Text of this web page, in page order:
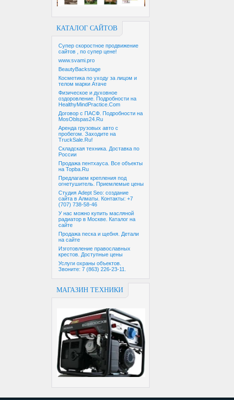
КАТАЛОГ САЙТОВ
Супер скоростное продвижение
сайтов , по супер цене!
www.svami.pro
BeautyBackstage
Косметика по уходу за лицом и
телом марки Атаче
Физическое и духовное
оздоровление. Подробности на
HealthyMindPractice.Com
Договор с ПАСФ. Подробности на
MosOblspas24.Ru
Аренда грузовых авто с
пробегом. Заходите на
TruckSale.Ru!
Складская техника. Доставка по
России
Продажа пентхауса. Все объекты
на Topba.Ru
Предлагаем крепления под
огнетушитель. Приемлемые цены
Студия Adept Seo: создание
сайта в Алматы. Контакты: +7
(707) 738-58-46
У нас можно купить масляной
радиатор в Москве. Каталог на
сайте
Продажа песка и щебня. Детали
на сайте
Изготовление православных
крестов. Доступные цены
Услуги охраны объектов.
Звоните: 7 (863) 226-23-11.
МАГАЗИН ТЕХНИКИ